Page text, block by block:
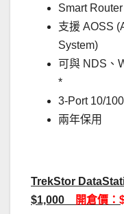
Smart
支援 AOSS
System)
可與 NDS、
*
3-Port 10/
兩年保用
TrekStor
$1,000
開倉價：